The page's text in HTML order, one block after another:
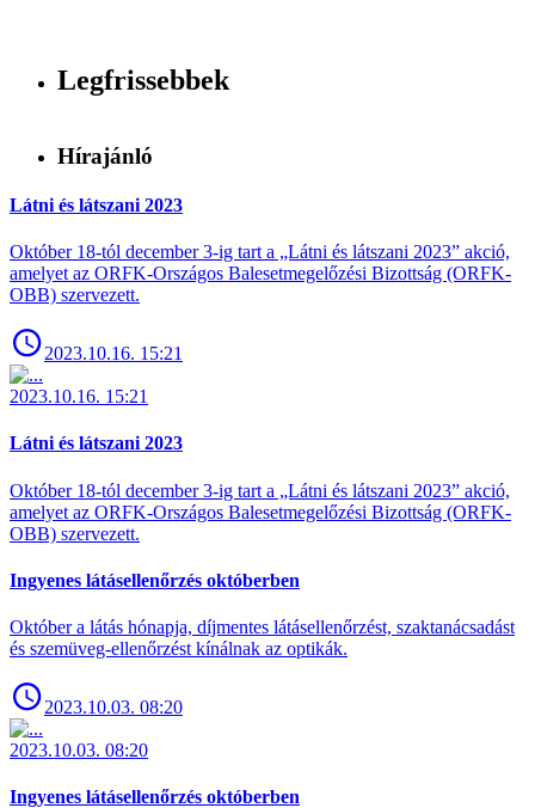
Legfrissebbek
Hírajánló
Látni és látszani 2023
Október 18-tól december 3-ig tart a „Látni és látszani 2023” akció,
amelyet az ORFK-Országos Balesetmegelőzési Bizottság (ORFK-
OBB) szervezett.
2023.10.16. 15:21
2023.10.16. 15:21
Látni és látszani 2023
Október 18-tól december 3-ig tart a „Látni és látszani 2023” akció,
amelyet az ORFK-Országos Balesetmegelőzési Bizottság (ORFK-
OBB) szervezett.
Ingyenes látásellenőrzés októberben
Október a látás hónapja, díjmentes látásellenőrzést, szaktanácsadást
és szemüveg-ellenőrzést kínálnak az optikák.
2023.10.03. 08:20
2023.10.03. 08:20
Ingyenes látásellenőrzés októberben